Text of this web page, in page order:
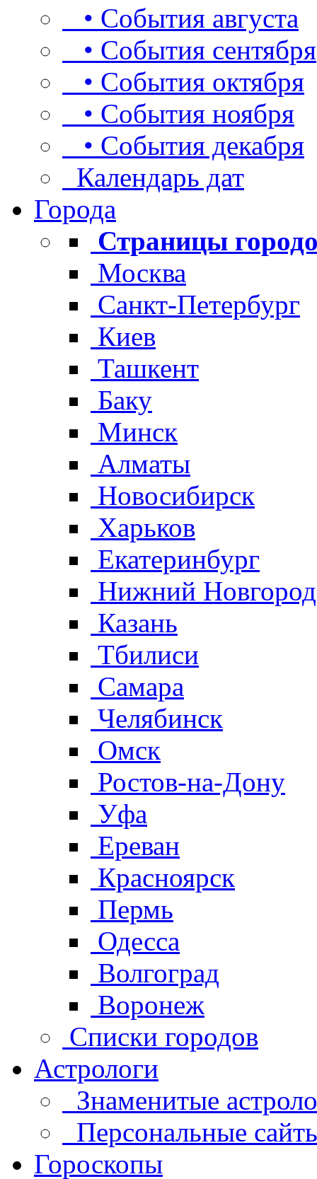
• События августа
• События сентября
• События октября
• События ноября
• События декабря
Календарь дат
Города
Страницы
Москва
Санкт-Петербург
Киев
Ташкент
Баку
Минск
Алматы
Новосибирск
Харьков
Екатеринбург
Нижний Новгород
Казань
Тбилиси
Самара
Челябинск
Омск
Ростов-на-Дону
Уфа
Ереван
Красноярск
Пермь
Одесса
Волгоград
Воронеж
Списки городов
Астрологи
Знаменитые
Персональные
Гороскопы